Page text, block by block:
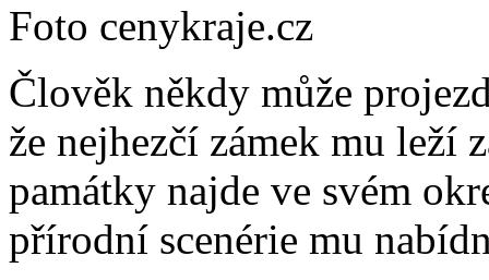
Foto cenykraje.cz
Člověk někdy může
že nejhezčí zámek mu leží
památky najde ve svém
přírodní scenérie mu